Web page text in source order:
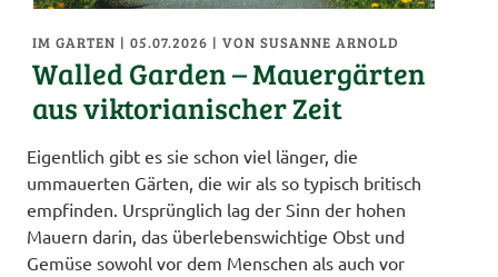
IM GARTEN | 05.07.2026 | VON SUSANNE ARNOLD
Walled Garden – Mauergärten
aus viktorianischer Zeit
Eigentlich gibt es sie schon viel länger, die
ummauerten Gärten, die wir als so typisch britisch
empfinden. Ursprünglich lag der Sinn der hohen
Mauern darin, das überlebenswichtige Obst und
Gemüse sowohl vor dem Menschen als auch vor